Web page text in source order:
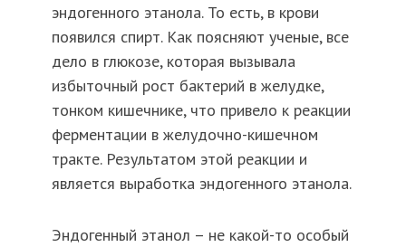
эндогенного этанола. То есть, в крови
появился спирт. Как поясняют ученые, все
дело в глюкозе, которая вызывала
избыточный рост бактерий в желудке,
тонком кишечнике, что привело к реакции
ферментации в желудочно-кишечном
тракте. Результатом этой реакции и
является выработка эндогенного этанола.
Эндогенный этанол – не какой-то особый